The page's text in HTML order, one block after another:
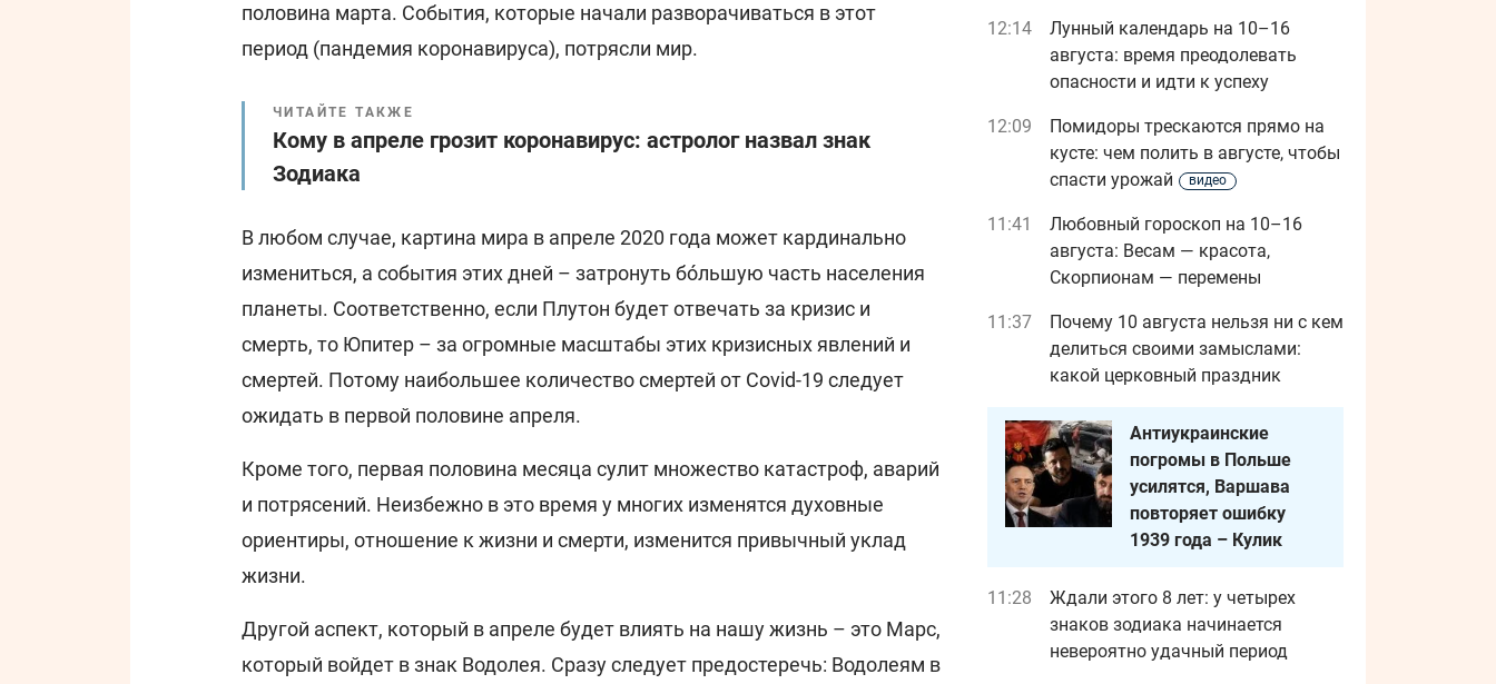
половина марта. События, которые начали разворачиваться в этот
период (пандемия коронавируса), потрясли мир.
ЧИТАЙТЕ ТАКЖЕ
Кому в апреле грозит коронавирус: астролог назвал знак
Зодиака
В любом случае, картина мира в апреле 2020 года может кардинально
измениться, а события этих дней – затронуть бо́льшую часть населения
планеты. Соответственно, если Плутон будет отвечать за кризис и
смерть, то Юпитер – за огромные масштабы этих кризисных явлений и
смертей. Потому наибольшее количество смертей от Covid-19 следует
ожидать в первой половине апреля.
Кроме того, первая половина месяца сулит множество катастроф, аварий
и потрясений. Неизбежно в это время у многих изменятся духовные
ориентиры, отношение к жизни и смерти, изменится привычный уклад
жизни.
Другой аспект, который в апреле будет влиять на нашу жизнь – это Марс,
который войдет в знак Водолея. Сразу следует предостеречь: Водолеям в
12:14
Лунный календарь на 10–16
августа: время преодолевать
опасности и идти к успеху
12:09
Помидоры трескаются прямо на
кусте: чем полить в августе, чтобы
спасти урожай
видео
11:41
Любовный гороскоп на 10–16
августа: Весам — красота,
Скорпионам — перемены
11:37
Почему 10 августа нельзя ни с кем
делиться своими замыслами:
какой церковный праздник
Антиукраинские
погромы в Польше
усилятся, Варшава
повторяет ошибку
1939 года – Кулик
11:28
Ждали этого 8 лет: у четырех
знаков зодиака начинается
невероятно удачный период